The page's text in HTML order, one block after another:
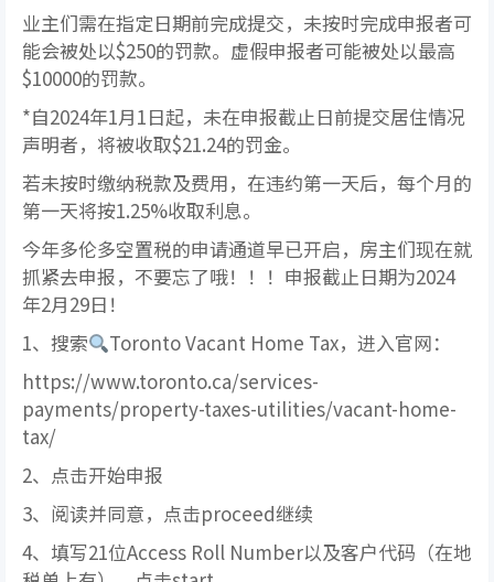
业主们需在指定日期前完成提交，未按时完成申报者可
能会被处以$250的罚款。虚假申报者可能被处以最高
$10000的罚款。
*自2024年1月1日起，未在申报截止日前提交居住情况
声明者，将被收取$21.24的罚金。
若未按时缴纳税款及费用，在违约第一天后，每个月的
第一天将按1.25%收取利息。
今年多伦多空置税的申请通道早已开启，房主们现在就
抓紧去申报，不要忘了哦！！！申报截止日期为2024
年2月29日！
1、搜索
Toronto Vacant Home Tax，进入官网：
https://www.toronto.ca/services-
payments/property-taxes-utilities/vacant-home-
tax/
2、点击开始申报
3、阅读并同意，点击proceed继续
4、填写21位Access Roll Number以及客户代码（在地